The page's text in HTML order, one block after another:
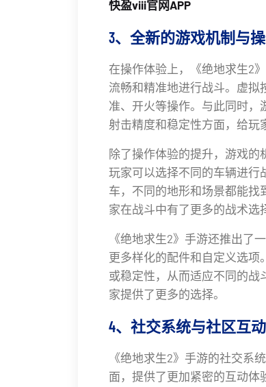
快盈viii官网APP
3、全新的游戏机制与
在操作体验上，《绝地求生2
流畅和精准地进行战斗。虚
准、开火等操作。与此同时，
射击精度和稳定性方面，给玩
除了操作体验的提升，游戏的
玩家可以选择不同的车辆进行
车，不同的地形和场景都能
家在战斗中有了更多的战术选
《绝地求生2》手游还推出了
更多样化的配件和自定义选项
或稳定性，从而适应不同的
家提供了更多的选择。
4、社交系统与社区互
《绝地求生2》手游的社交系
面，提供了更加紧密的互动体